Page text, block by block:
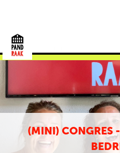
(MINI) CONGRES